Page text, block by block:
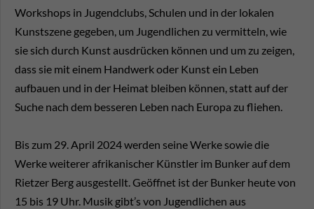
Workshops in Jugendclubs, Schulen und in der lokalen
Kunstszene gegeben, um Jugendlichen zu vermitteln, wie
sie sich durch Kunst ausdrücken können und um zu zeigen,
dass sie mit einem Handwerk oder Kunst ein Leben
aufbauen und in der Heimat bleiben können, statt auf der
Suche nach dem besseren Leben nach Europa zu fliehen.
Bis zum 29. April 2024 werden seine Werke sowie die
Werke weiterer afrikanischer Künstler im Bunker auf dem
Rietzer Berg ausgestellt. Geöffnet ist der Bunker heute von
15 bis 19 Uhr. Musik gibt’s von Jugendlichen aus